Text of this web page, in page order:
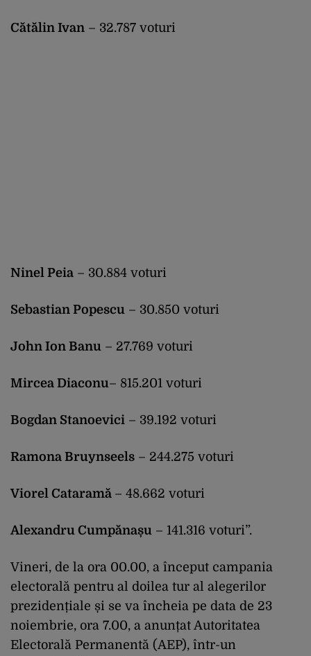
Cătălin Ivan – 32.787 voturi
Ninel Peia – 30.884 voturi
Sebastian Popescu – 30.850 voturi
John Ion Banu – 27.769 voturi
Mircea Diaconu– 815.201 voturi
Bogdan Stanoevici – 39.192 voturi
Ramona Bruynseels – 244.275 voturi
Viorel Cataramă – 48.662 voturi
Alexandru Cumpănașu – 141.316 voturi”.
Vineri, de la ora 00.00, a început campania
electorală pentru al doilea tur al alegerilor
prezidențiale și se va încheia pe data de 23
noiembrie, ora 7.00, a anunțat Autoritatea
Electorală Permanentă (AEP), într-un